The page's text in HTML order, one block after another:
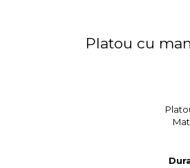
Platou cu